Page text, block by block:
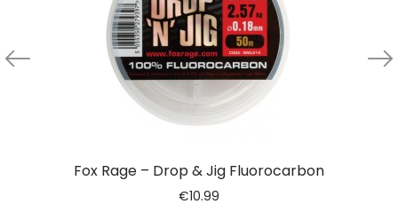
Fox Rage – Drop & Jig Fluorocarbon
€10.99